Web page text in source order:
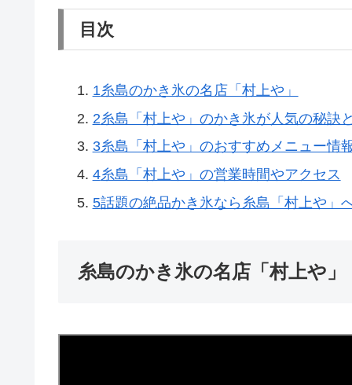
目次
1糸島のかき氷の名店「村上や」
2糸島「村上や」のかき氷が人気の秘訣
3糸島「村上や」のおすすめメニュー情
4糸島「村上や」の営業時間やアクセス
5話題の絶品かき氷なら糸島「村上や」
糸島のかき氷の名店「村上や」